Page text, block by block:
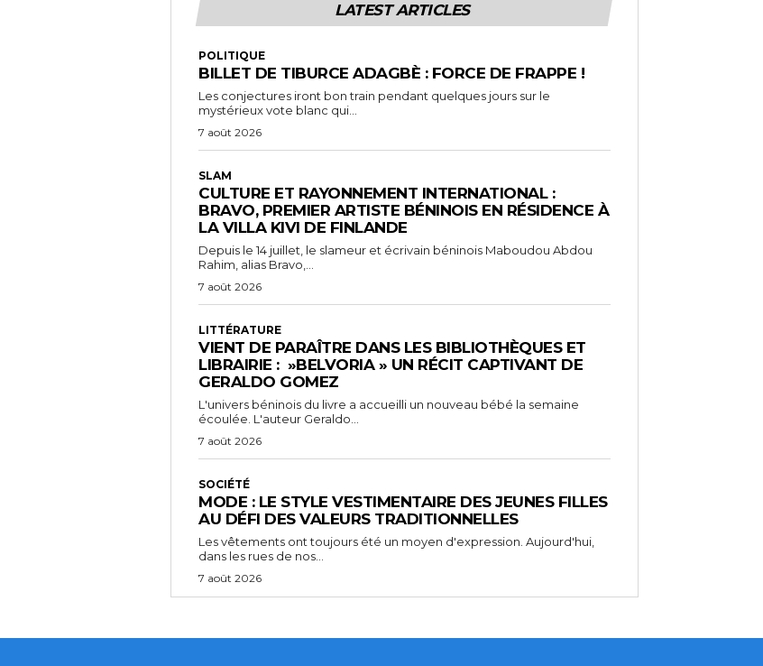
LATEST ARTICLES
POLITIQUE
BILLET DE TIBURCE ADAGBÈ : FORCE DE FRAPPE !
Les conjectures iront bon train pendant quelques jours sur le
mystérieux vote blanc qui...
7 août 2026
SLAM
CULTURE ET RAYONNEMENT INTERNATIONAL :
BRAVO, PREMIER ARTISTE BÉNINOIS EN RÉSIDENCE À
LA VILLA KIVI DE FINLANDE
Depuis le 14 juillet, le slameur et écrivain béninois Maboudou Abdou
Rahim, alias Bravo,...
7 août 2026
LITTÉRATURE
VIENT DE PARAÎTRE DANS LES BIBLIOTHÈQUES ET
LIBRAIRIE : »BELVORIA » UN RÉCIT CAPTIVANT DE
GERALDO GOMEZ
L'univers béninois du livre a accueilli un nouveau bébé la semaine
écoulée. L'auteur Geraldo...
7 août 2026
SOCIÉTÉ
MODE : LE STYLE VESTIMENTAIRE DES JEUNES FILLES
AU DÉFI DES VALEURS TRADITIONNELLES
Les vêtements ont toujours été un moyen d'expression. Aujourd'hui,
dans les rues de nos...
7 août 2026